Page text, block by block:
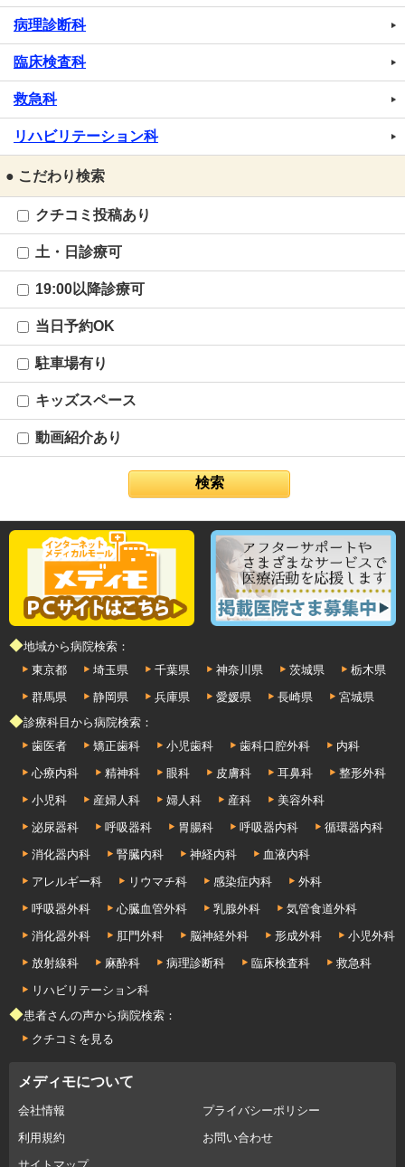
病理診断科
臨床検査科
救急科
リハビリテーション科
● こだわり検索
クチコミ投稿あり
土・日診療可
19:00以降診療可
当日予約OK
駐車場有り
キッズスペース
動画紹介あり
◆地域から病院検索：
東京都
埼玉県 千葉県 神奈川県 茨城県
栃木県
群馬県
静岡県 兵庫県 愛媛県 長崎県
宮城県
◆診療科目から病院検索：
歯医者
矯正歯科 小児歯科 歯科口腔外科
内科
心療内科
精神科 眼科 皮膚科 耳鼻科
整形外科
小児科
産婦人科 婦人科 産科
美容外科
泌尿器科
呼吸器科 胃腸科 呼吸器内科
循環器内科
消化器内科
腎臓内科 神経内科
血液内科
アレルギー科
リウマチ科 感染症内科
外科
呼吸器外科
心臓血管外科 乳腺外科
気管食道外科
消化器外科
肛門外科 脳神経外科 形成外科
小児外科
放射線科
麻酔科 病理診断科 臨床検査科
救急科
リハビリテーション科
◆患者さんの声から病院検索：
クチコミを見る
メディモについて
会社情報
プライバシーポリシー
利用規約
お問い合わせ